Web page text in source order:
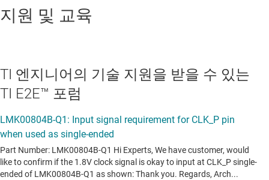
지원 및 교육
TI 엔지니어의 기술 지원을 받을 수 있는
TI E2E™ 포럼